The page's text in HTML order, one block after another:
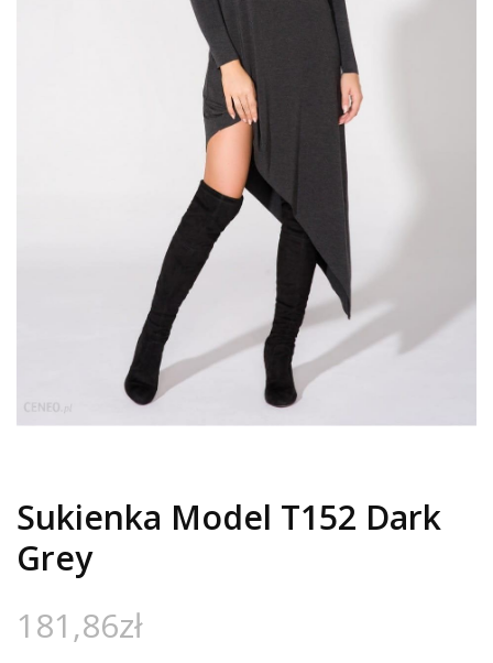
Sukienka Model T152 Dark
Grey
181,86zł